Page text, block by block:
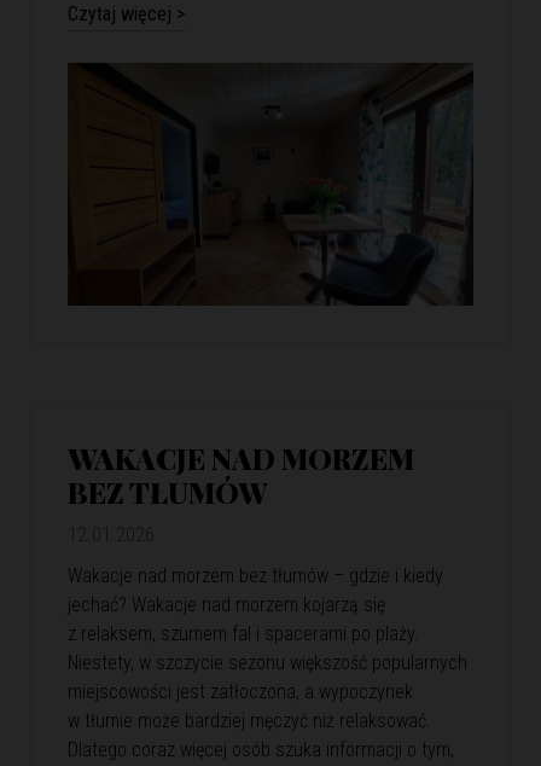
Czytaj więcej >
WAKACJE NAD MORZEM
BEZ TŁUMÓW
Wakacje nad morzem bez tłumów – gdzie i kiedy
jechać? Wakacje nad morzem kojarzą się
z relaksem, szumem fal i spacerami po plaży.
Niestety, w szczycie sezonu większość popularnych
miejscowości jest zatłoczona, a wypoczynek
w tłumie może bardziej męczyć niż relaksować.
Dlatego coraz więcej osób szuka informacji o tym,